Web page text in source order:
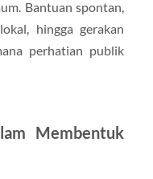
Bantuan spontan,
hingga gerakan
perhatian publik
Membentuk